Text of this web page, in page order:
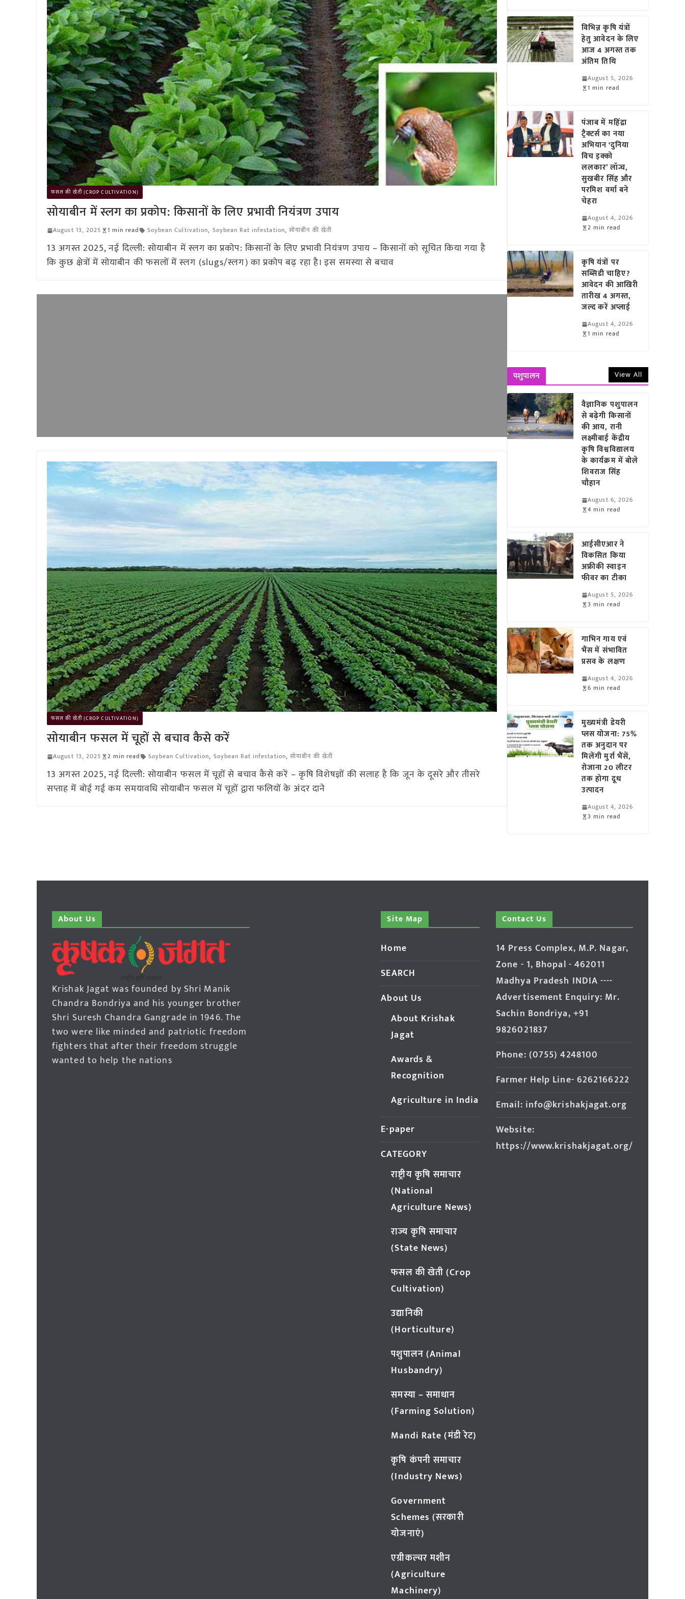
फसल की खेती (CROP CULTIVATION)
सोयाबीन में स्लग का प्रकोप: किसानों के लिए प्रभावी नियंत्रण उपाय
August 13, 2025 1 min read Soybean Cultivation, Soybean Rat infestation,सोयाबीन की खेती
13 अगस्त 2025, नई दिल्ली: सोयाबीन में स्लग का प्रकोप: किसानों के लिए प्रभावी नियंत्रण उपाय – किसानों को सूचित किया गया है
कि कुछ क्षेत्रों में सोयाबीन की फसलों में स्लग (slugs/स्लग) का प्रकोप बढ़ रहा है। इस समस्या से बचाव
फसल की खेती (CROP CULTIVATION)
सोयाबीन फसल में चूहों से बचाव कैसे करें
August 13, 2025 2 min read Soybean Cultivation, Soybean Rat infestation,सोयाबीन की खेती
13 अगस्त 2025, नई दिल्ली: सोयाबीन फसल में चूहों से बचाव कैसे करें – कृषि विशेषज्ञों की सलाह है कि जून के दूसरे और तीसरे
सप्ताह में बोई गई कम समयावधि सोयाबीन फसल में चूहों द्वारा फलियों के अंदर दाने
विभिन्न कृषि यंत्रों
हेतु आवेदन के लिए
आज 4 अगस्त तक
अंतिम तिथि
August 5, 2026
1 min read
पंजाब में महिंद्रा
ट्रैक्टर्स का नया
अभियान ‘दुनिया
विच इक्को
ललकार’ लॉन्च,
सुखबीर सिंह और
परमिश वर्मा बने
चेहरा
August 4, 2026
2 min read
कृषि यंत्रों पर
सब्सिडी चाहिए?
आवेदन की आखिरी
तारीख 4 अगस्त,
जल्द करें अप्लाई
August 4, 2026
1 min read
पशुपालन View All
वैज्ञानिक पशुपालन
से बढ़ेगी किसानों
की आय, रानी
लक्ष्मीबाई केंद्रीय
कृषि विश्वविद्यालय
के कार्यक्रम में बोले
शिवराज सिंह
चौहान
August 6, 2026
4 min read
आईसीएआर ने
विकसित किया
अफ्रीकी स्वाइन
फीवर का टीका
August 5, 2026
3 min read
गाभिन गाय एवं
भैंस में संभावित
प्रसव के लक्षण
August 4, 2026
6 min read
मुख्यमंत्री डेयरी
प्लस योजना: 75%
तक अनुदान पर
मिलेंगी मुर्रा भैंसें,
रोजाना 20 लीटर
तक होगा दूध
उत्पादन
August 4, 2026
3 min read
About Us
Krishak Jagat was founded by Shri Manik
Chandra Bondriya and his younger brother
Shri Suresh Chandra Gangrade in 1946. The
two were like minded and patriotic freedom
fighters that after their freedom struggle
wanted to help the nations
Site Map
Home
SEARCH
About Us
About Krishak
Jagat
Awards &
Recognition
Agriculture in India
E-paper
CATEGORY
राष्ट्रीय कृषि समाचार
(National
Agriculture News)
राज्य कृषि समाचार
(State News)
फसल की खेती (Crop
Cultivation)
उद्यानिकी
(Horticulture)
पशुपालन (Animal
Husbandry)
समस्या – समाधान
(Farming Solution)
Mandi Rate (मंडी रेट)
कृषि कंपनी समाचार
(Industry News)
Government
Schemes (सरकारी
योजनाएं)
एग्रीकल्चर मशीन
(Agriculture
Machinery)
Contact Us
14 Press Complex, M.P. Nagar,
Zone - 1, Bhopal - 462011
Madhya Pradesh INDIA ----
Advertisement Enquiry: Mr.
Sachin Bondriya, +91
9826021837
Phone: (0755) 4248100
Farmer Help Line- 6262166222
Email: info@krishakjagat.org
Website:
https://www.krishakjagat.org/